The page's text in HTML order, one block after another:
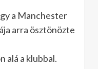
a Manchester
arra ösztönözte
alá a klubbal.